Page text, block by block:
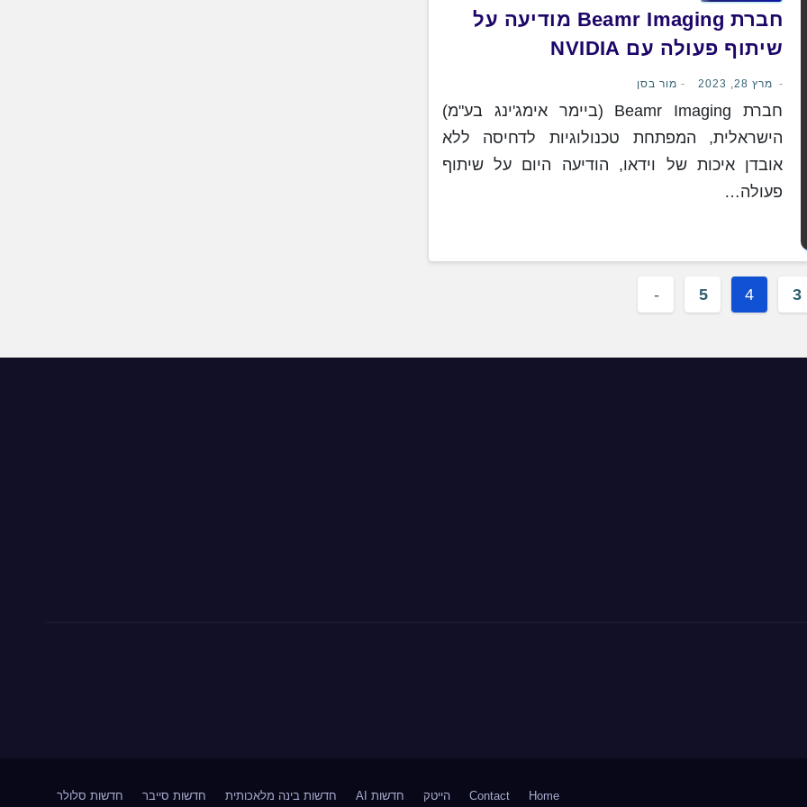
חברת Beamr Imaging מודיעה על
שיתוף פעולה עם NVIDIA
מרץ 28, 2023 מור בסן
חברת Beamr Imaging (ביימר אימג'ינג בע"מ)
הישראלית, המפתחת טכנולוגיות לדחיסה ללא
אובדן איכות של וידאו, הודיעה היום על שיתוף
פעולה…
3
4
5
Home
Contact הייטק חדשות AI חדשות בינה מלאכותית חדשות סייבר חדשות סלולר